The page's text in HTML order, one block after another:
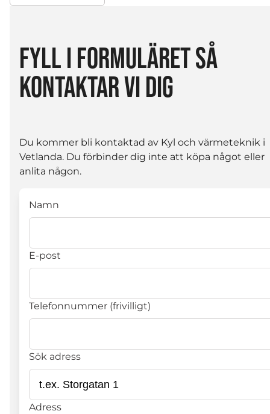
FYLL I FORMULÄRET SÅ
KONTAKTAR VI DIG
Du kommer bli kontaktad av Kyl och värmeteknik i
Vetlanda. Du förbinder dig inte att köpa något eller
anlita någon.
Namn
E-post
Telefonnummer (frivilligt)
Sök adress
Adress